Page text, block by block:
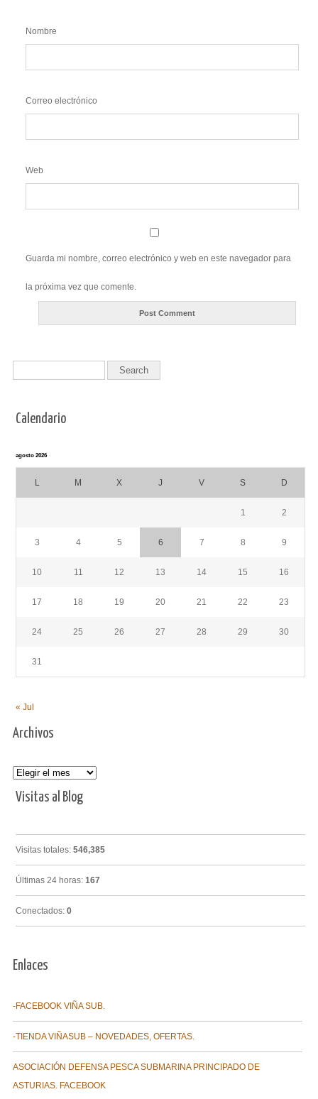
Nombre
Correo electrónico
Web
Guarda mi nombre, correo electrónico y web en este navegador para
la próxima vez que comente.
Calendario
agosto 2026
L M X J V S D
1 2
3 4 5 6 7 8 9
10 11 12 13 14 15 16
17 18 19 20 21 22 23
24 25 26 27 28 29 30
31
« Jul
Archivos
Archivos
Visitas al Blog
Visitas totales: 546,385
Últimas 24 horas: 167
Conectados: 0
Enlaces
-FACEBOOK VIÑA SUB.
-TIENDA VIÑASUB – NOVEDADES, OFERTAS.
ASOCIACIÓN DEFENSA PESCA SUBMARINA PRINCIPADO DE
ASTURIAS. FACEBOOK